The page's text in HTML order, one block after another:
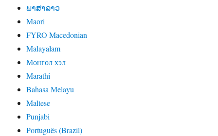
ພາສາລາວ
Maori
FYRO Macedonian
Malayalam
Монгол хэл
Marathi
Bahasa Melayu
Maltese
Punjabi
Português (Brazil)